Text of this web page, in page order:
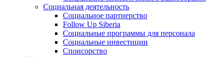
Социальная деятельность
Социальное партнерство
Follow Up Siberia
Социальные программы для персонала
Социальные инвестиции
Спонсорство